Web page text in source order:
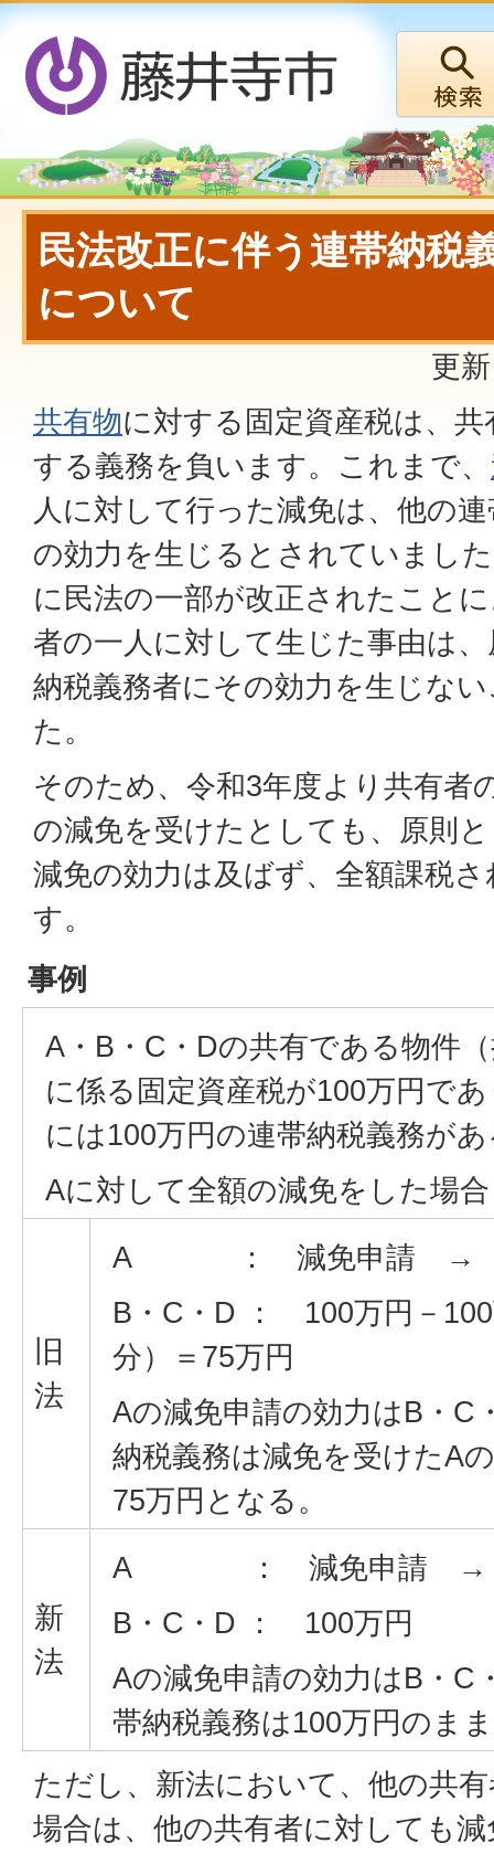
民法改正に伴う連帯納税
について
更
共有物に対する固定資産税は、
する義務を負います。これまで、
人に対して行った減免は、他の
の効力を生じるとされていまし
に民法の一部が改正されたこと
者の一人に対して生じた事由は
納税義務者にその効力を生じな
た。
そのため、令和3年度より共有者
の減免を受けたとしても、原則
減免の効力は及ばず、全額課税
す。
事例
A・B・C・Dの共有である物件
に係る固定資産税が100万円で
には100万円の連帯納税義務が
Aに対して全額の減免をした場合
旧
法
A ： 減免申請 →
B・C・D ： 100万円－
分）＝75万円
Aの減免申請の効力はB・C
納税義務は減免を受けたA
75万円となる。
新
法
A ： 減免申請 →
B・C・D ： 100万円
Aの減免申請の効力はB・C
帯納税義務は100万円のま
ただし、新法において、他の共
場合は、他の共有者に対しても